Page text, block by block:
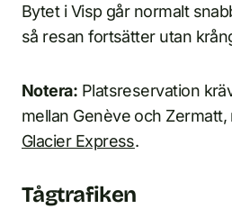
Bytet i Visp går normalt
så resan fortsätter utan
Notera: Platsreservation
mellan Genève och
Glacier Express.
Tågtrafiken